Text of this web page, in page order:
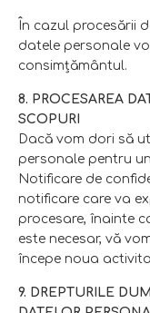
În cazul procesării
datele personale
consimţământul.
8. PROCESAREA
SCOPURI
Dacă vom dori să
personale pentru
Notificare de
notificare care va
procesare, înainte
este necesar, vă
începe noua
9. DREPTURILE